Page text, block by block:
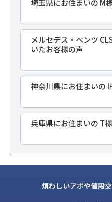
埼玉県にお住まいの M
メルセデス・ベンツ
いたお客様の声
神奈川県にお住まいの I
兵庫県にお住まいの T
煩わしいアポや値段